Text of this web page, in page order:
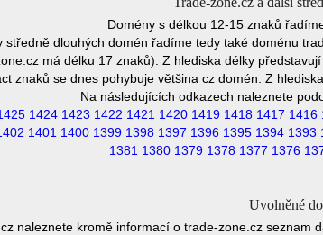
Domény s délkou 12-15 znaků
středně dlouhých domén řadíme tedy také doménu
má délku 17 znaků). Z hlediska délky
znaků se dnes pohybuje většina cz domén. Z
Na následujících odkazech naleznete
1424 1423 1422 1421 1420 1419 1418 1417 1416
1401 1400 1399 1398 1397 1396 1395 1394 1393
1381 1380 1379 1378 1377 1376
Uvolněné
naleznete kromě informací o trade-zone.cz